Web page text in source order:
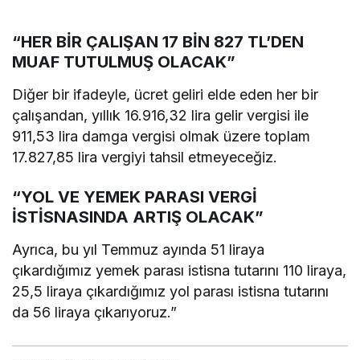
“HER BİR ÇALIŞAN 17 BİN 827 TL’DEN
MUAF TUTULMUŞ OLACAK”
Diğer bir ifadeyle, ücret geliri elde eden her bir
çalışandan, yıllık 16.916,32 lira gelir vergisi ile
911,53 lira damga vergisi olmak üzere toplam
17.827,85 lira vergiyi tahsil etmeyeceğiz.
“YOL VE YEMEK PARASI VERGİ
İSTİSNASINDA ARTIŞ OLACAK”
Ayrıca, bu yıl Temmuz ayında 51 liraya
çıkardığımız yemek parası istisna tutarını 110 liraya,
25,5 liraya çıkardığımız yol parası istisna tutarını
da 56 liraya çıkarıyoruz.”